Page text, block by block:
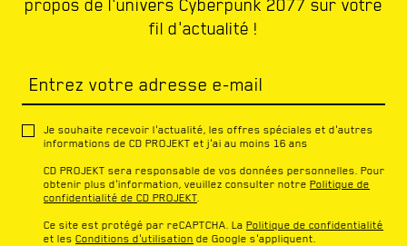
propos de l'univers Cyberpunk 2077 sur votre
fil d'actualité !
Entrez votre adresse e-mail
Je souhaite recevoir l'actualité, les offres spéciales et d'autres
informations de CD PROJEKT et j'ai au moins 16 ans
CD PROJEKT sera responsable de vos données personnelles. Pour
obtenir plus d'information, veuillez consulter notre Politique de
confidentialité de CD PROJEKT
Ce site est protégé par reCAPTCHA. La Politique de confidentialité
et les Conditions d'utilisation de Google s'appliquent.